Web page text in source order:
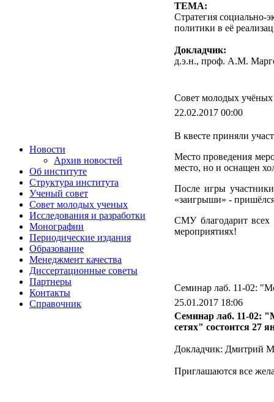
Новости
Архив новостей
Об институте
Структура института
Ученый совет
Совет молодых ученых
Исследования и разработки
Монографии
Периодические издания
Образование
Менеджмент качества
Диссертационные советы
Партнеры
Контакты
Справочник
ТЕМА:
Стратегия социально-
политики в её
Докладчик:
д.э.н., проф. А.М.
Совет молодых учёных
22.02.2017 00:00
В квесте приняли
Место проведения
место, но и оснащен
После игры
«заигрыши» -
СМУ благодарит всех
мероприятиях!
Семинар лаб. 11-02:
25.01.2017 18:06
Семинар лаб. 11-02:
сетях" состоится 27
Докладчик: Дмитрий
Приглашаются все